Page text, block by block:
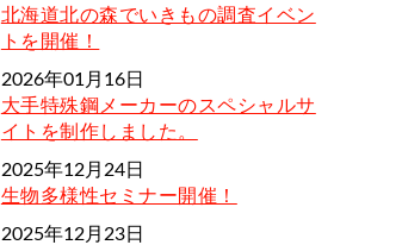
北海道北の森でいきもの調査イベン
トを開催！
2026年01月16日
大手特殊鋼メーカーのスペシャルサ
イトを制作しました。
2025年12月24日
生物多様性セミナー開催！
2025年12月23日